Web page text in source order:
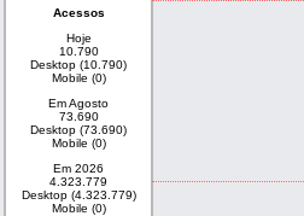
Acessos
Hoje
10.790
Desktop (10.790)
Mobile (0)
Em Agosto
73.690
Desktop (73.690)
Mobile (0)
Em 2026
4.323.779
Desktop (4.323.779)
Mobile (0)